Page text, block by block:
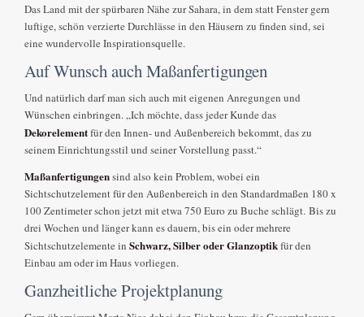
Das Land mit der spürbaren Nähe zur Sahara, in dem statt Fenster gern
luftige, schön verzierte Durchlässe in den Häusern zu finden sind, sei
eine wundervolle Inspirationsquelle.
Auf Wunsch auch Maßanfertigungen
Und natürlich darf man sich auch mit eigenen Anregungen und
Wünschen einbringen. „Ich möchte, dass jeder Kunde das
Dekorelementfür den Innen- und Außenbereich bekommt, das zu
seinem Einrichtungsstil und seiner Vorstellung passt.“
Maßanfertigungensind also kein Problem, wobei ein
Sichtschutzelement für den Außenbereich in den Standardmaßen 180 x
100 Zentimeter schon jetzt mit etwa 750 Euro zu Buche schlägt. Bis zu
drei Wochen und länger kann es dauern, bis ein oder mehrere
Sichtschutzelemente inSchwarz, Silber oder Glanzoptikfür den
Einbau am oder im Haus vorliegen.
Ganzheitliche Projektplanung